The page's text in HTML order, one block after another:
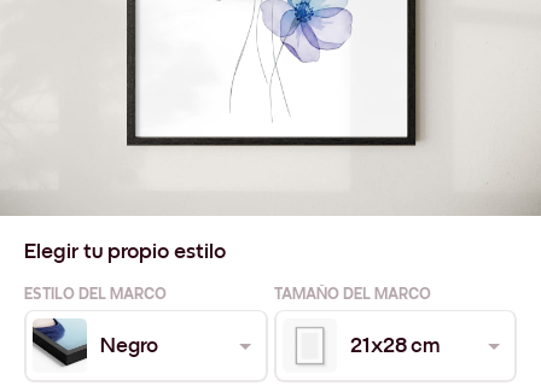
Elegir tu propio estilo
ESTILO DEL MARCO TAMAÑO DEL MARCO
Negro 21x28 cm